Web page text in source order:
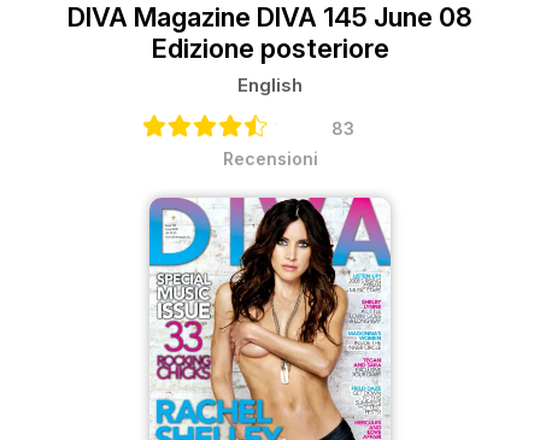
DIVA Magazine DIVA 145 June 08
Edizione posteriore
English
83
Recensioni